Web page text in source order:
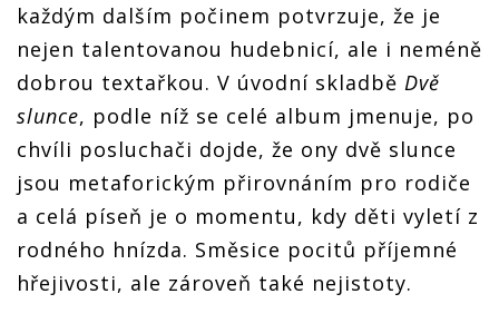
každým dalším počinem potvrzuje, že je
nejen talentovanou hudebnicí, ale i neméně
dobrou textařkou. V úvodní skladbě Dvě
slunce, podle níž se celé album jmenuje, po
chvíli posluchači dojde, že ony dvě slunce
jsou metaforickým přirovnáním pro rodiče
a celá píseň je o momentu, kdy děti vyletí z
rodného hnízda. Směsice pocitů příjemné
hřejivosti, ale zároveň také nejistoty.